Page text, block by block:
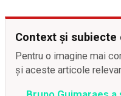
Context și subiecte
Pentru o imagine mai
și aceste articole